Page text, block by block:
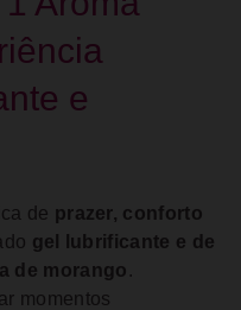
e
de prazer, conforto
gel lubrificante e de
de morango .
momentos